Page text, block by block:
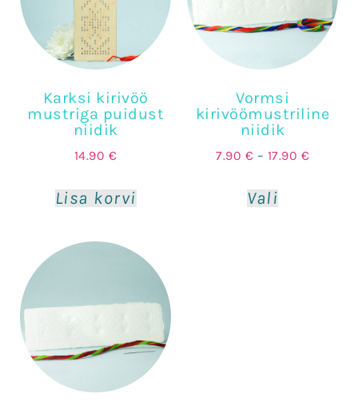
Karksi kirivöö
mustriga puidust
niidik
14.90 €
Lisa korvi
Vormsi
kirivöömustriline
niidik
7.90 € – 17.90 €
Vali